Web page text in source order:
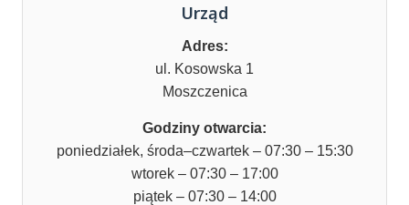
Urząd
Adres:
ul. Kosowska 1
Moszczenica
Godziny otwarcia:
poniedziałek, środa–czwartek – 07:30 – 15:30
wtorek – 07:30 – 17:00
piątek – 07:30 – 14:00